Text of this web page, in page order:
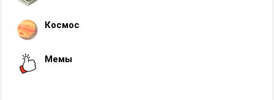
Космос
Мемы